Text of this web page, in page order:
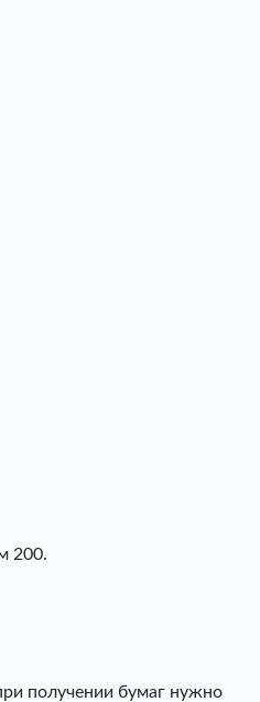
200.
получении бумаг нужно